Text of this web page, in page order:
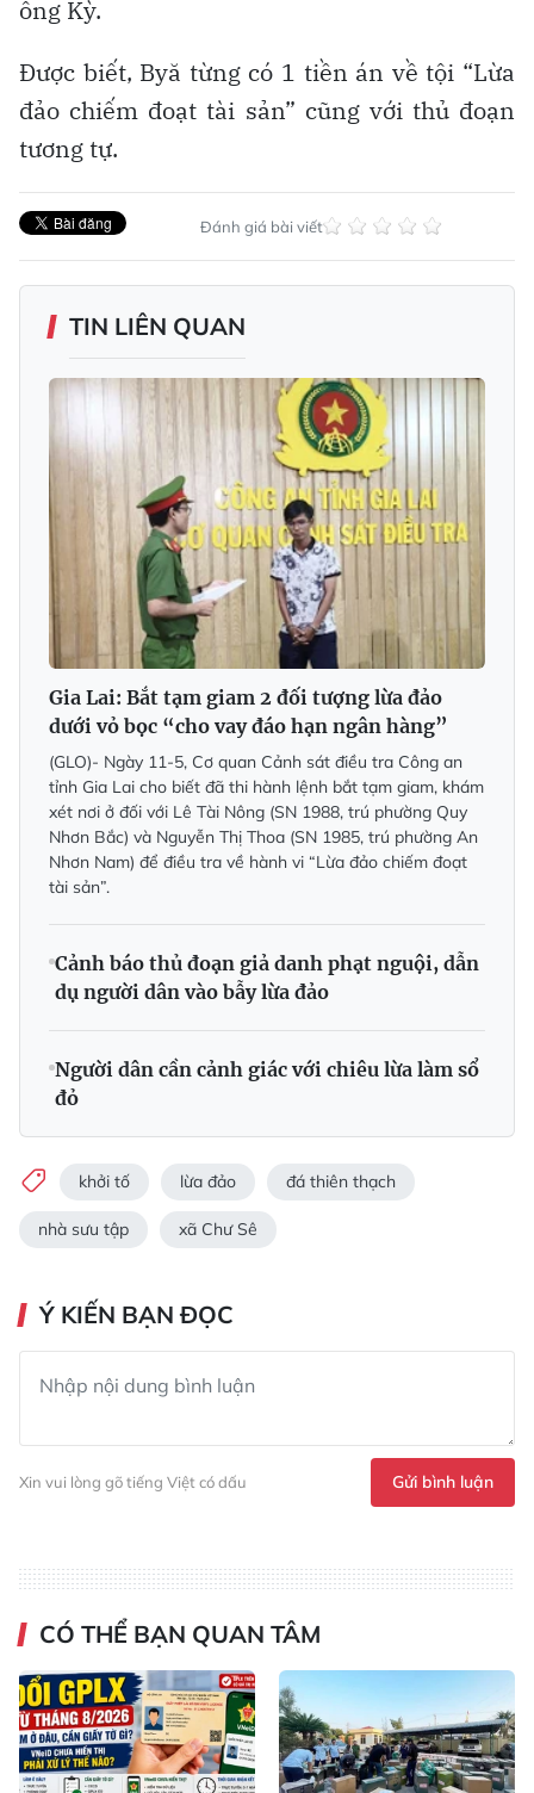
ông Kỳ.
Được biết, Byă từng có 1 tiền án về tội “Lừa
đảo chiếm đoạt tài sản” cũng với thủ đoạn
tương tự.
Đánh giá bài viết
TIN LIÊN QUAN
Gia Lai: Bắt tạm giam 2 đối tượng lừa đảo
dưới vỏ bọc “cho vay đáo hạn ngân hàng”
(GLO)- Ngày 11-5, Cơ quan Cảnh sát điều tra Công an
tỉnh Gia Lai cho biết đã thi hành lệnh bắt tạm giam, khám
xét nơi ở đối với Lê Tài Nông (SN 1988, trú phường Quy
Nhơn Bắc) và Nguyễn Thị Thoa (SN 1985, trú phường An
Nhơn Nam) để điều tra về hành vi “Lừa đảo chiếm đoạt
tài sản”.
Cảnh báo thủ đoạn giả danh phạt nguội, dẫn
dụ người dân vào bẫy lừa đảo
Người dân cần cảnh giác với chiêu lừa làm sổ
đỏ
khởi tố lừa đảo đá thiên thạch
nhà sưu tập xã Chư Sê
Ý KIẾN BẠN ĐỌC
Xin vui lòng gõ tiếng Việt có dấu Gửi bình luận
CÓ THỂ BẠN QUAN TÂM